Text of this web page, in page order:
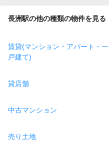
長洲駅の他の種類の物件を見る
賃貸(マンション・アパート・一
戸建て)
貸店舗
中古マンション
売り土地